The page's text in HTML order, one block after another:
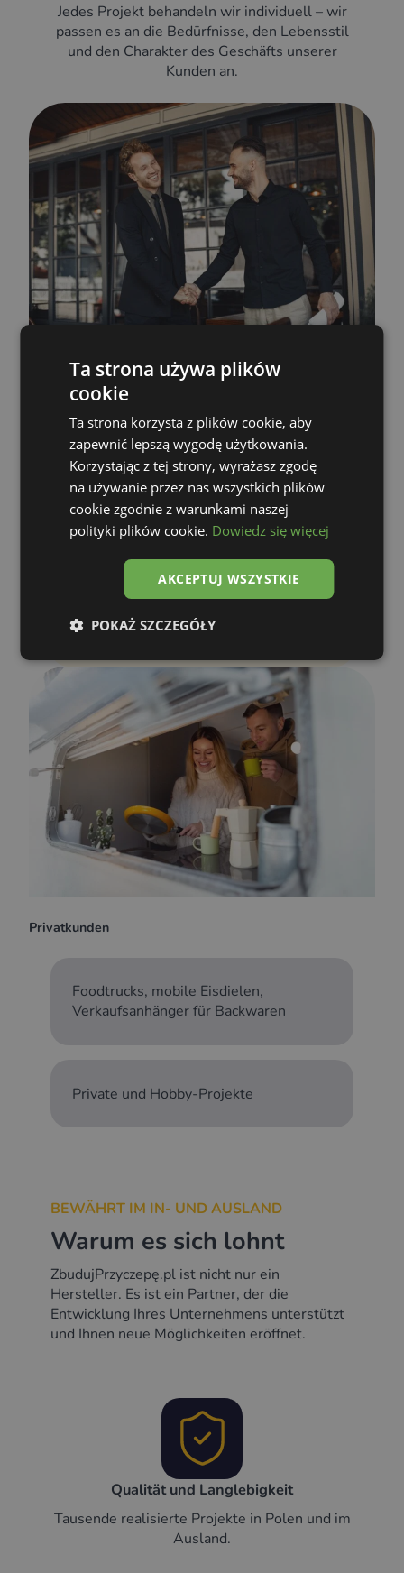
Jedes Projekt behandeln wir individuell – wir
passen es an die Bedürfnisse, den Lebensstil
und den Charakter des Geschäfts unserer
Kunden an.
Unternehmen, Investoren und öffentliche Institutionen
Mobile Cafés, Shops und Büros
Informationspunkte und Sanitäranlagen
Baustellen-Infrastruktur und weitere
Lösungen zur Unterstützung des
Tagesgeschäfts
Privatkunden
Foodtrucks, mobile Eisdielen,
Verkaufsanhänger für Backwaren
Private und Hobby-Projekte
BEWÄHRT IM IN- UND AUSLAND
Warum es sich lohnt
ZbudujPrzyczepę.pl ist nicht nur ein
Hersteller. Es ist ein Partner, der die
Entwicklung Ihres Unternehmens unterstützt
und Ihnen neue Möglichkeiten eröffnet.
Qualität und Langlebigkeit
Tausende realisierte Projekte in Polen und im
Ausland.
Ta strona używa plików
cookie
Ta strona korzysta z plików cookie, aby
zapewnić lepszą wygodę użytkowania.
Korzystając z tej strony, wyrażasz zgodę
na używanie przez nas wszystkich plików
cookie zgodnie z warunkami naszej
polityki plików cookie. Dowiedz się więcej
AKCEPTUJ WSZYSTKIE
POKAŻ SZCZEGÓŁY